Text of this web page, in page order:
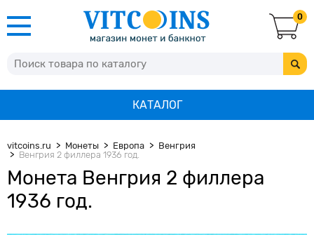
0
КАТАЛОГ
vitcoins.ru Монеты Европа
Венгрия
Венгрия 2 филлера 1936 год.
Монета Венгрия 2 филлера
1936 год.